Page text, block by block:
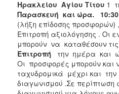
ΠΟΛΙΤΙΣΜΟΣ
ΑΝΘΕΚΤΙΚΗ
ΠΟΛΗ
Ηρακλείου Αγίου Τίτου 1
Παρασκευή και ώρα.
(λήξη επίδοσης προσφορών)
Επιτροπή αξιολόγησης . Οι
μπορούν να καταθέσουν
Επιτροπή την ημέρα και
Οι προσφορές μπορούν και
ταχυδρομικά μέχρι και
διαγωνισμού .Σε περίπτωση